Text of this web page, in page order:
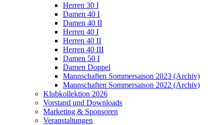
Herren 30 I
Damen 40 I
Damen 40 II
Herren 40 I
Herren 40 II
Herren 40 III
Damen 50 I
Damen Doppel
Mannschaften Sommersaison 2023 (Archiv)
Mannschaften Sommersaison 2022 (Archiv)
Klubkollektion 2026
Vorstand und Downloads
Marketing & Sponsoren
Veranstaltungen